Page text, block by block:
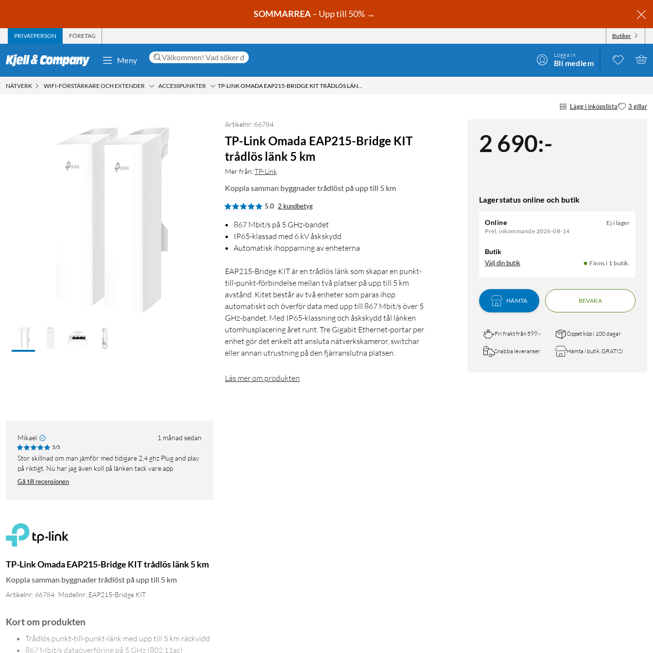
SOMMARREA– Upp till 50% →
PRIVATPERSON FÖRETAG Butiker
Meny
Logga in
Bli medlem
NÄTVERK WIFI-FÖRSTÄRKARE OCH EXTENDER ACCESSPUNKTER TP-LINK OMADA EAP215-BRIDGE KIT TRÅDLÖS LÄNK 5 KM
Lägg i inköpslista 3 gillar
2 690:-
Lagerstatus online och butik
Online
Prel. inkommande 2026-08-14
Ej i lager
Butik
Välj din butik Finns i 1 butik.
HÄMTA BEVAKA
Fri frakt från 599:- Öppet köp i 100 dagar
Snabba leveranser Hämta i butik, GRATIS!
Artikelnr: 66784
TP-Link Omada EAP215-Bridge KIT
trådlös länk 5 km
Mer från:TP-Link
Koppla samman byggnader trådlöst på upp till 5 km
5.0 2 kundbetyg
867 Mbit/s på 5 GHz-bandet
IP65-klassad med 6 kV åskskydd
Automatisk ihopparning av enheterna
EAP215-Bridge KIT är en trådlös länk som skapar en punkt-
till-punkt-förbindelse mellan två platser på upp till 5 km
avstånd. Kitet består av två enheter som paras ihop
automatiskt och överför data med upp till 867 Mbit/s över 5
GHz-bandet. Med IP65-klassning och åskskydd tål länken
utomhusplacering året runt. Tre Gigabit Ethernet-portar per
enhet gör det enkelt att ansluta nätverkskameror, switchar
eller annan utrustning på den fjärranslutna platsen.
Läs mer om produkten
Mikael 1 månad sedan
5/5
Stor skillnad om man jämför med tidigare 2,4 ghz Plug and play
på riktigt. Nu har jag även koll på länken tack vare app
Gå till recensionen
TP-Link Omada EAP215-Bridge KIT trådlös länk 5 km
Koppla samman byggnader trådlöst på upp till 5 km
Artikelnr: 66784 Modellnr: EAP215-Bridge KIT
Kort om produkten
Trådlös punkt-till-punkt-länk med upp till 5 km räckvidd
867 Mbit/s dataöverföring på 5 GHz (802.11ac)